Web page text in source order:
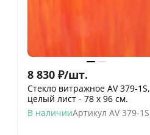
8 830 ₽/шт.
Стекло витражное AV 379-1S,
целый лист - 78 х 96 cм.
В наличииАртикул AV 379-1S